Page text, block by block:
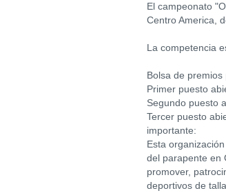
El campeonato
Centro America,
La competencia
Bolsa de
Primer puesto
Segundo puesto
Tercer puesto
importante:
Esta
del parapente en
promover,
deportivos de